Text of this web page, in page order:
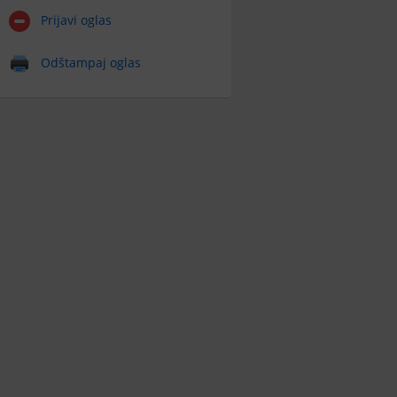
Prijavi oglas
Odštampaj oglas